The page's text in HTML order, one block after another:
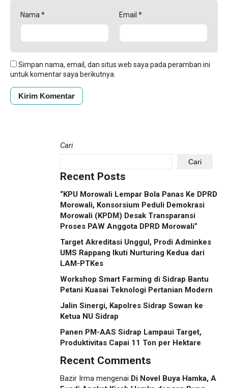
Nama * Email *
Simpan nama, email, dan situs web saya pada peramban ini
untuk komentar saya berikutnya.
Cari
Cari
Recent Posts
“KPU Morowali Lempar Bola Panas Ke DPRD
Morowali, Konsorsium Peduli Demokrasi
Morowali (KPDM) Desak Transparansi
Proses PAW Anggota DPRD Morowali”
Target Akreditasi Unggul, Prodi Adminkes
UMS Rappang Ikuti Nurturing Kedua dari
LAM-PTKes
Workshop Smart Farming di Sidrap Bantu
Petani Kuasai Teknologi Pertanian Modern
Jalin Sinergi, Kapolres Sidrap Sowan ke
Ketua NU Sidrap
Panen PM-AAS Sidrap Lampaui Target,
Produktivitas Capai 11 Ton per Hektare
Recent Comments
Bazir Irma mengenai Di Novel Buya Hamka, A